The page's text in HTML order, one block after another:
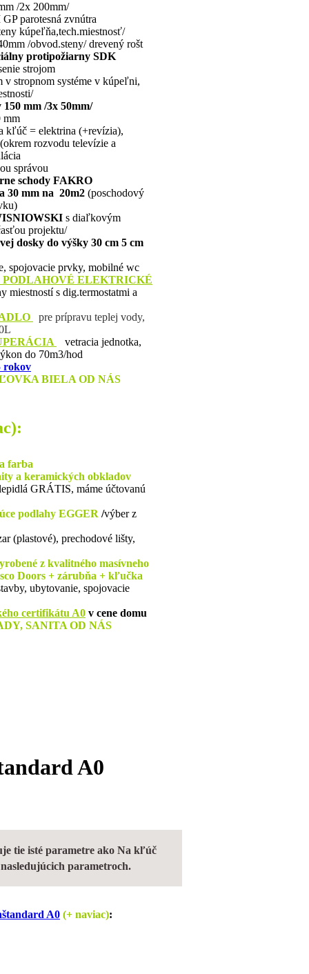
/2x 200mm/
parotesná zvnútra
kúpeľňa,tech.miestnosť/
/obvod.steny/ drevený rošt
protipožiarny SDK
strojom
v stropnom systéme v kúpeľni,
mm /3x 50mm/
mm
kľúč = elektrina (+revízia),
rozvodu televízie a
správou
schody FAKRO
30 mm na 20m2 (poschodový
s diaľkovým
projektu/
dosky do výšky 30 cm 5 cm
spojovacie prvky, mobilné wc
ELEKTRICKÉ
miestností s dig.termostatmi a
pre prípravu teplej vody,
vetracia jednotka,
do 70m3/hod
rokov
BIELA OD NÁS
farba
a keramických obkladov
GRÁTIS, máme účtovanú
podlahy EGGER /výber z
(plastové), prechodové lišty,
z kvalitného masívneho
Doors + zárubňa + kľučka
ubytovanie, spojovacie
certifikátu A0 v cene domu
SANITA OD NÁS
A0
tie isté parametre ako Na kľúč
parametroch.
A0 (+ naviac):